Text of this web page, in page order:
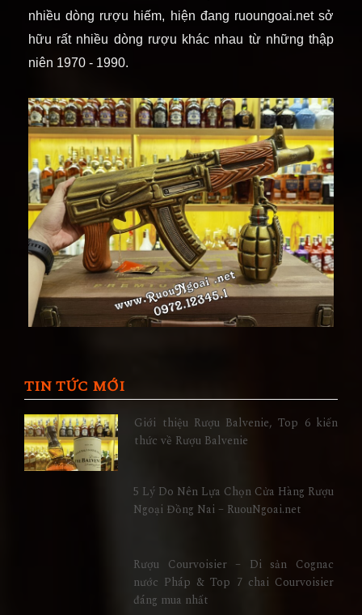
nhiều dòng rượu hiếm, hiện đang ruoungoai.net sở
hữu rất nhiều dòng rượu khác nhau từ những thập
niên 1970 - 1990.
TIN TỨC MỚI
Giới thiệu Rượu Balvenie, Top 6 kiến
thức về Rượu Balvenie
5 Lý Do Nên Lựa Chọn Cửa Hàng Rượu
Ngoại Đồng Nai – RuouNgoai.net
Rượu Courvoisier – Di sản Cognac
nước Pháp & Top 7 chai Courvoisier
đáng mua nhất